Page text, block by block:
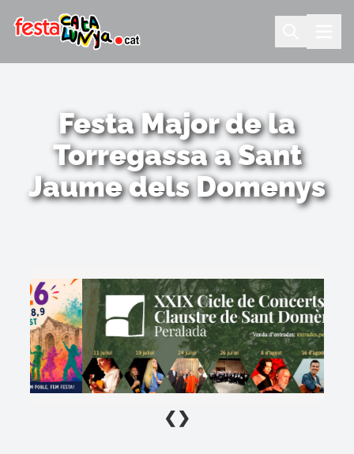
Festa Major de la
Torregassa a Sant
Jaume dels Domenys
❮ ❯